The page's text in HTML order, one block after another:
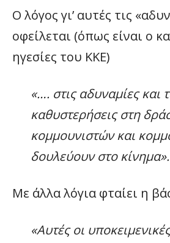
Ο λόγος γι’ αυτές τις
οφείλεται (όπως είναι ο
ηγεσίες του ΚΚΕ)
«…. στις αδυναμίες και
καθυστερήσεις στη
κομμουνιστών και
δουλεύουν στο κίνημα».
Με άλλα λόγια φταίει η
«Αυτές οι